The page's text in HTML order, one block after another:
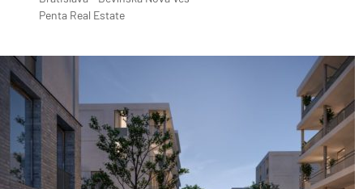
Penta Real Estate